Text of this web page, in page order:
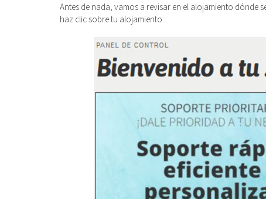
Antes de nada, vamos a revisar en el alojamiento dónde
haz clic sobre tu alojamiento: